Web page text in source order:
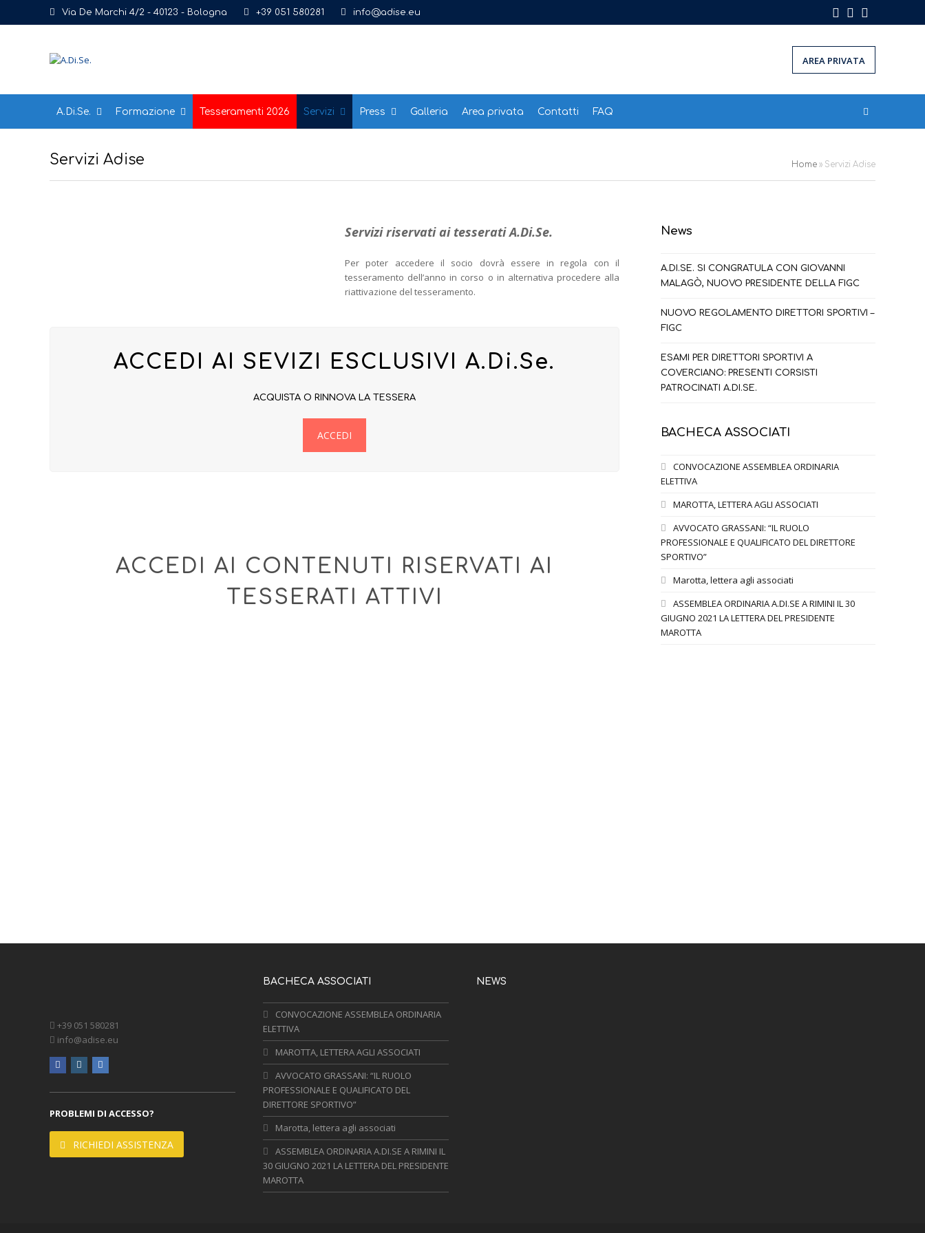
Via De Marchi 4/2 - 40123 - Bologna +39 051 580281 info@adise.eu Facebook
Instagram
AREA PRIVATA
A.Di.Se. Formazione Tesseramenti 2026 Servizi Press Galleria Area privata Contatti FAQ
Servizi Adise Home » Servizi Adise
Servizi riservati ai tesserati A.Di.Se.
Per poter accedere il socio dovrà essere in regola con il
tesseramento dell’anno in corso o in alternativa procedere alla
riattivazione del tesseramento.
ACCEDI AI SEVIZI ESCLUSIVI A.Di.Se.
ACQUISTA O RINNOVA LA TESSERA
ACCEDI
ACCEDI AI CONTENUTI RISERVATI AI
TESSERATI ATTIVI
News
A.DI.SE. SI CONGRATULA CON GIOVANNI
MALAGÒ, NUOVO PRESIDENTE DELLA FIGC
NUOVO REGOLAMENTO DIRETTORI SPORTIVI –
FIGC
ESAMI PER DIRETTORI SPORTIVI A
COVERCIANO: PRESENTI CORSISTI
PATROCINATI A.DI.SE.
BACHECA ASSOCIATI
CONVOCAZIONE ASSEMBLEA ORDINARIA
ELETTIVA
MAROTTA, LETTERA AGLI ASSOCIATI
AVVOCATO GRASSANI: “IL RUOLO
PROFESSIONALE E QUALIFICATO DEL DIRETTORE
SPORTIVO”
Marotta, lettera agli associati
ASSEMBLEA ORDINARIA A.DI.SE A RIMINI IL 30
GIUGNO 2021 LA LETTERA DEL PRESIDENTE
MAROTTA
+39 051 580281
info@adise.eu
facebookinstagram
PROBLEMI DI ACCESSO?
RICHIEDI ASSISTENZA
BACHECA ASSOCIATI
CONVOCAZIONE ASSEMBLEA ORDINARIA
ELETTIVA
MAROTTA, LETTERA AGLI ASSOCIATI
AVVOCATO GRASSANI: “IL RUOLO
PROFESSIONALE E QUALIFICATO DEL
DIRETTORE SPORTIVO”
Marotta, lettera agli associati
ASSEMBLEA ORDINARIA A.DI.SE A RIMINI IL
30 GIUGNO 2021 LA LETTERA DEL PRESIDENTE
MAROTTA
NEWS